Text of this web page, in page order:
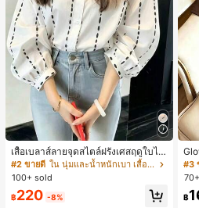
เสื้อเบลาส์ลายจุดสไตล์ฝรั่งเศสฤดูใบไม้
ร่วง, ทรงเข้ารูป, แขนยาวคอวี, สไตล์ให
ม่ฤดูใบไม้ผลิ, ป้องกันแสงแดด, ใส่ไป
ทำงานและลำลอง สีขาว
#2 ขายดี
ใน นุ่มและน้ำหนักเบา เสื้อสตรี เสื้อเบลาส์ & Tee
100+ sold
฿220 -8%
ลอ
#3
฿